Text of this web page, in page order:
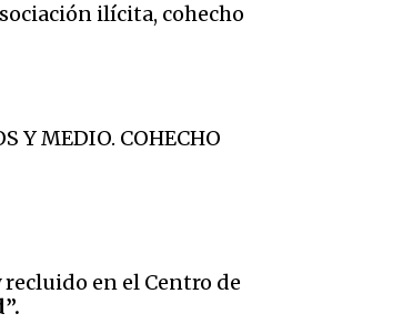
ilícita, cohecho
Y MEDIO. COHECHO
en el Centro de